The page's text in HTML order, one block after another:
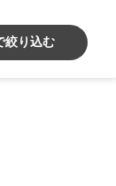
絞り込む